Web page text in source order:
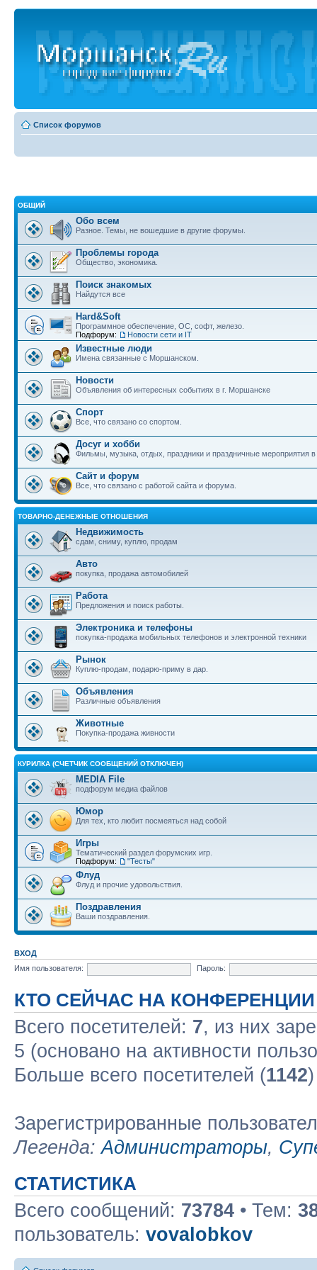
Список форумов
ОБЩИЙ
Обо всем
Разное. Темы, не вошедшие в другие форумы.
Проблемы города
Общество, экономика.
Поиск знакомых
Найдутся все
Hard&Soft
Программное обеспечение, ОС, софт, железо.
Подфорум:
Новости сети и IT
Известные люди
Имена связанные с Моршанском.
Новости
Объявления об интересных событиях в г. Моршанске
Спорт
Все, что связано со спортом.
Досуг и хобби
Фильмы, музыка, отдых, праздники и праздничные мероприятия
Сайт и форум
Все, что связано с работой сайта и форума.
ТОВАРНО-ДЕНЕЖНЫЕ ОТНОШЕНИЯ
Недвижимость
сдам, сниму, куплю, продам
Авто
покупка, продажа автомобилей
Работа
Предложения и поиск работы.
Электроника и телефоны
покупка-продажа мобильных телефонов и электронной техники
Рынок
Куплю-продам, подарю-приму в дар.
Объявления
Различные объявления
Животные
Покупка-продажа живности
КУРИЛКА (СЧЕТЧИК СООБЩЕНИЙ ОТКЛЮЧЕН)
MEDIA File
подфорум медиа файлов
Юмор
Для тех, кто любит посмеяться над собой
Игры
Тематический раздел форумских игр.
Подфорум:
"Тесты"
Флуд
Флуд и прочие удовольствия.
Поздравления
Ваши поздравления.
ВХОД
Имя пользователя:
Пароль:
КТО СЕЙЧАС НА КОНФЕРЕНЦИИ
Всего посетителей: 7, из них
5 (основано на активности
Больше всего посетителей (1142
Зарегистрированные
Легенда:Администраторы,
СТАТИСТИКА
Всего сообщений: 73784 • Тем:
пользователь: vovalobkov